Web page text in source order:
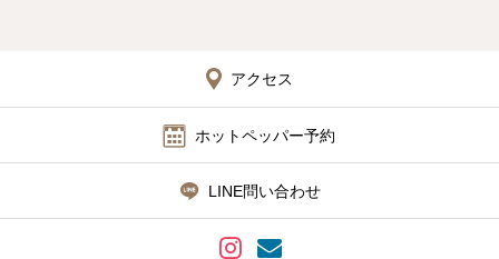
アクセス
ホットペッパー予約
LINE問い合わせ